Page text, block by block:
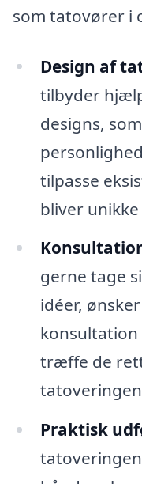
som tatovører i
Design af
tilbyder
designs,
tilpasse
bliver
gerne tage
idéer,
træffe de
Praktisk